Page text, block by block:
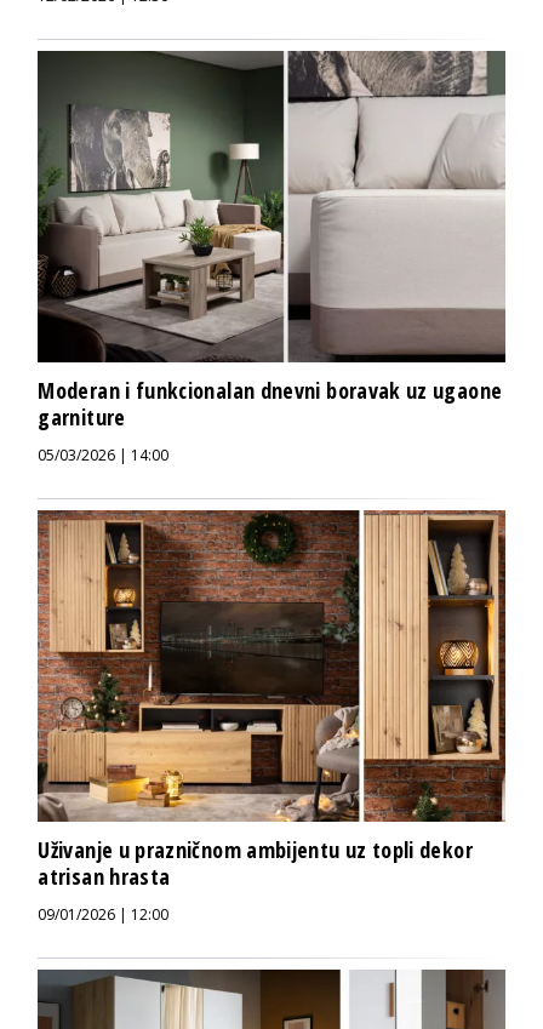
Moderan i funkcionalan dnevni boravak uz ugaone
garniture
05/03/2026 | 14:00
Uživanje u prazničnom ambijentu uz topli dekor
atrisan hrasta
09/01/2026 | 12:00